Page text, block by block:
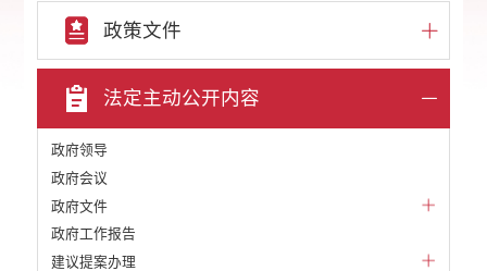
政策文件
法定主动公开内容
政府领导
政府会议
政府文件
政府工作报告
建议提案办理